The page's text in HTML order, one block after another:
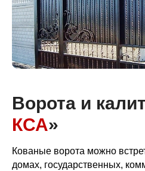
Ворота и
КСА»
Кованые ворота можно
домах, государственных,